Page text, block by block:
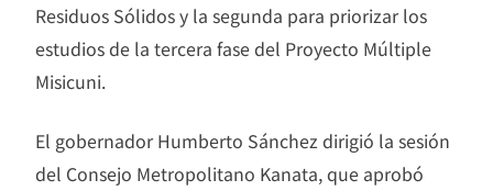
Residuos Sólidos y la segunda para priorizar los
estudios de la tercera fase del Proyecto Múltiple
Misicuni.
El gobernador Humberto Sánchez dirigió la sesión
del Consejo Metropolitano Kanata, que aprobó